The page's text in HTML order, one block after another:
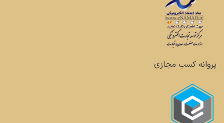
پروانه کسب مجازی